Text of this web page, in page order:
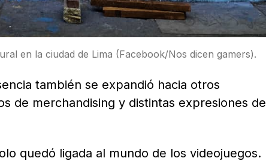
en la ciudad de Lima (Facebook/Nos dicen gamers).
también se expandió hacia otros
de merchandising y distintas expresiones de
quedó ligada al mundo de los videojuegos.